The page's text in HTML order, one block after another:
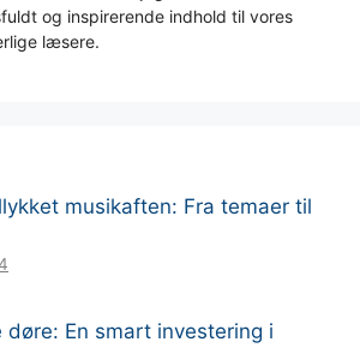
og inspirerende indhold til vores
læsere.
musikaften: Fra temaer til
døre: En smart investering i